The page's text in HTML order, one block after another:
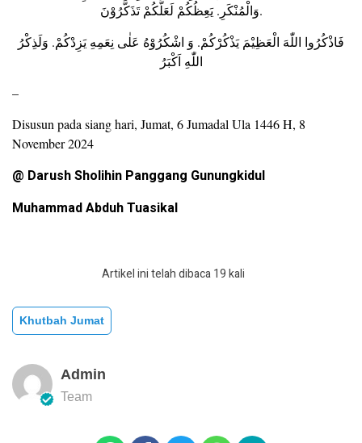
وَالْمُنْكَرِ. يَعِظُكُمْ لَعَلَّكُمْ تَذَكَّرُوْنَ.
فَاذْكُرُوا اللّٰهَ الْعَظِيْمَ يَذْكُرْكُمْ. وَ اشْكُرُوْهُ عَلٰى نِعَمِهِ يَزِدْكُمْ. وَلَذِكْرُ
اللّٰهِ اَكْبَرُ
–
Disusun pada siang hari, Jumat, 6 Jumadal Ula 1446 H, 8
November 2024
@ Darush Sholihin Panggang Gunungkidul
Muhammad Abduh Tuasikal
Artikel ini telah dibaca 19 kali
Khutbah Jumat
Admin
Team